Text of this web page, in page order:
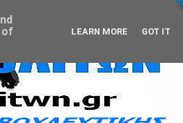
of
LEARN MORE GOT IT